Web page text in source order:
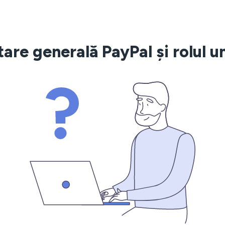
generală PayPal și rolul